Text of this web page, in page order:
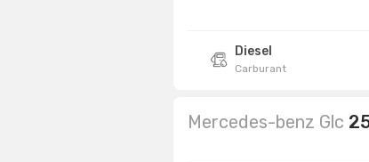
Diesel
Carburant
Mercedes-benz Glc